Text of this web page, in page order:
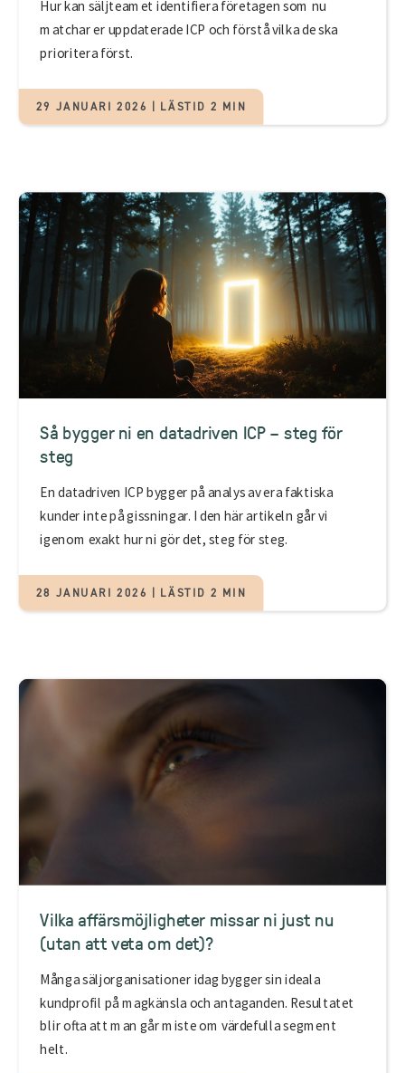
Hur kan säljteamet identifiera företagen som nu
matchar er uppdaterade ICP och förstå vilka de ska
prioritera först.
29 JANUARI 2026 | LÄSTID 2 MIN
Så bygger ni en datadriven ICP – steg för
steg
En datadriven ICP bygger på analys av era faktiska
kunder inte på gissningar. I den här artikeln går vi
igenom exakt hur ni gör det, steg för steg.
28 JANUARI 2026 | LÄSTID 2 MIN
Vilka affärsmöjligheter missar ni just nu
(utan att veta om det)?
Många säljorganisationer idag bygger sin ideala
kundprofil på magkänsla och antaganden. Resultatet
blir ofta att man går miste om värdefulla segment
helt.